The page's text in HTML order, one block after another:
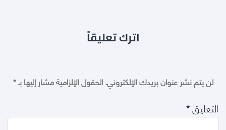
اترك تعليقاً
لن يتم نشر عنوان بريدك الإلكتروني.الحقول الإلزامية مشار إليها بـ*
التعليق*